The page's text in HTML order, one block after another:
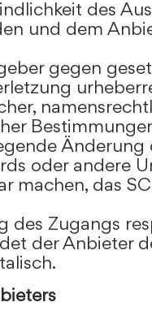
des
und dem
gegen
Änderung
oder andere
machen, das
Zugangs
der Anbieter